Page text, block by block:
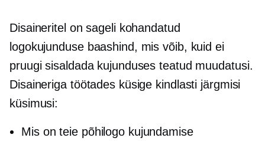
Disaineritel on sageli kohandatud
logokujunduse baashind, mis võib, kuid ei
pruugi sisaldada kujunduses teatud muudatusi.
Disaineriga töötades küsige kindlasti järgmisi
küsimusi:
Mis on teie põhilogo kujundamise